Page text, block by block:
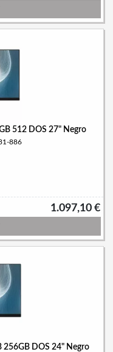
512 DOS 27" Negro
886
1.097,10 €
256GB DOS 24" Negro